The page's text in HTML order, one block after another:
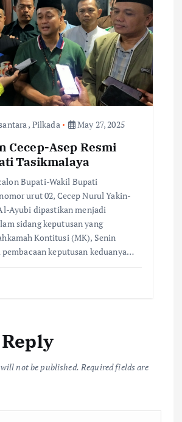
, Pilkada May 27, 2025
Cecep-Asep Resmi
Tasikmalaya
Bupati-Wakil Bupati
urut 02, Cecep Nurul Yakin-
Ayubi dipastikan menjadi
sidang keputusan yang
Kontitusi (MK), Senin
pembacaan keputusan keduanya…
not be published. Required fields are